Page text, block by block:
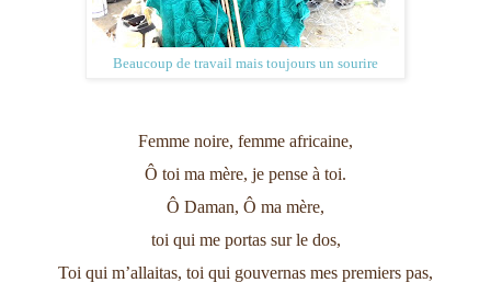
Beaucoup de travail mais toujours un sourire
Femme noire, femme africaine,
Ô toi ma mère, je pense à toi.
Ô Daman, Ô ma mère,
toi qui me portas sur le dos,
Toi qui m’allaitas, toi qui gouvernas mes premiers pas,